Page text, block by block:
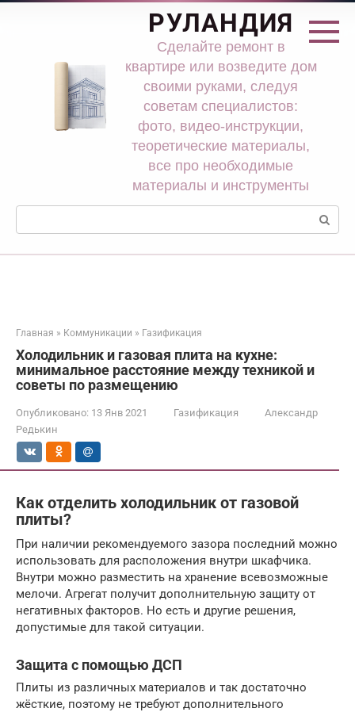
Перейти
РУЛАНДИЯ
Сделайте ремонт в
квартире или возведите дом
своими руками, следуя
советам специалистов:
фото, видео-инструкции,
теоретические материалы,
все про необходимые
материалы и инструменты
Поиск:
Главная » Коммуникации » Газификация
Холодильник и газовая плита на кухне:
минимальное расстояние между техникой и
советы по размещению
Опубликовано: 13 Янв 2021 Газификация
Александр
Редькин
Как отделить холодильник от газовой
плиты?
При наличии рекомендуемого зазора последний можно
использовать для расположения внутри шкафчика.
Внутри можно разместить на хранение всевозможные
мелочи. Агрегат получит дополнительную защиту от
негативных факторов. Но есть и другие решения,
допустимые для такой ситуации.
Защита с помощью ДСП
Плиты из различных материалов и так достаточно
жёсткие, поэтому не требуют дополнительного